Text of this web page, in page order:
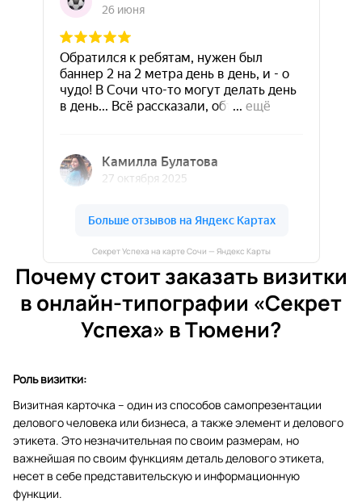
Секрет Успеха на карте Сочи — Яндекс Карты
Почему стоит заказать визитки
в онлайн-типографии «Секрет
Успеха» в Тюмени?
Роль визитки:
Визитная карточка – один из способов самопрезентации
делового человека или бизнеса, а также элемент и делового
этикета. Это незначительная по своим размерам, но
важнейшая по своим функциям деталь делового этикета,
несет в себе представительскую и информационную
функции.